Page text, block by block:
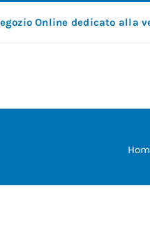
Online dedicato alla